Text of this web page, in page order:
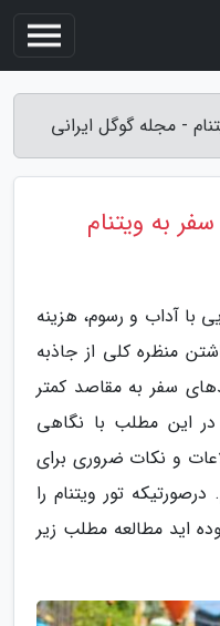
- مجله گوگل ایرانی
به ویتنام
با آداب و رسوم، هزینه
منظره کلی از جاذبه
سفر به مقاصد کمتر
این مطلب با نگاهی
و نکات ضروری برای
تور ویتنام را
اید مطالعه مطلب زیر